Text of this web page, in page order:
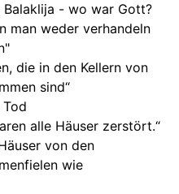
Balaklija - wo war Gott?
man weder verhandeln
die in den Kellern von
sind“
alle Häuser zerstört.“
von den
wie